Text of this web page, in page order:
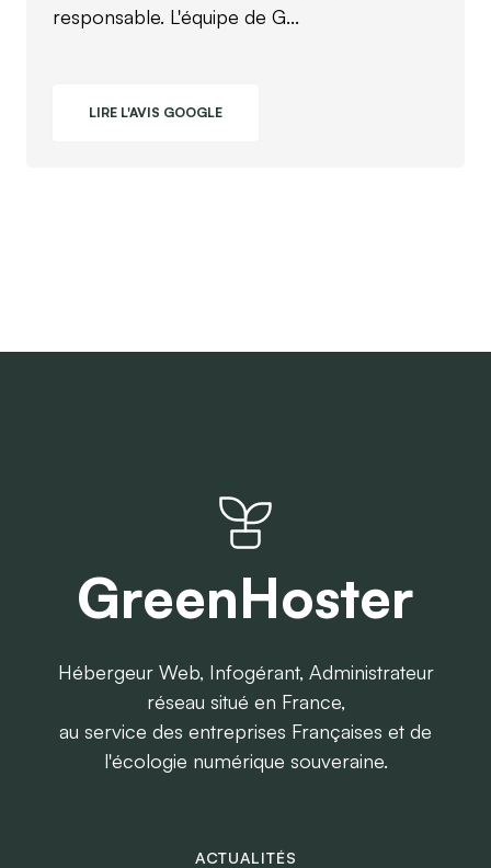
responsable. L'équipe de G...
LIRE L'AVIS GOOGLE
GreenHoster
Hébergeur Web, Infogérant, Administrateur
réseau situé en France,
au service des entreprises Françaises et de
l'écologie numérique souveraine.
ACTUALITÉS